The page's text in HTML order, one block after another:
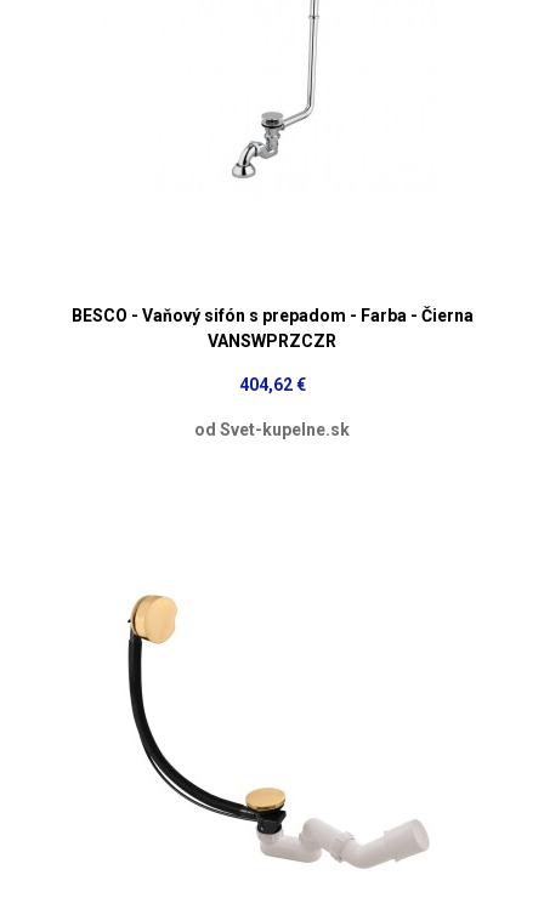
BESCO - Vaňový sifón s prepadom - Farba - Čierna
VANSWPRZCZR
404,62 €
od Svet-kupelne.sk